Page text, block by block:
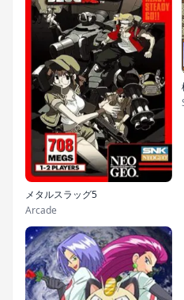
メタルスラッグ5
Arcade